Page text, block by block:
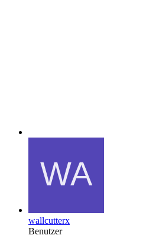
wallcutterx
Benutzer